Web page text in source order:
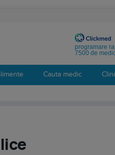
programare
7500 de
Cauta medic